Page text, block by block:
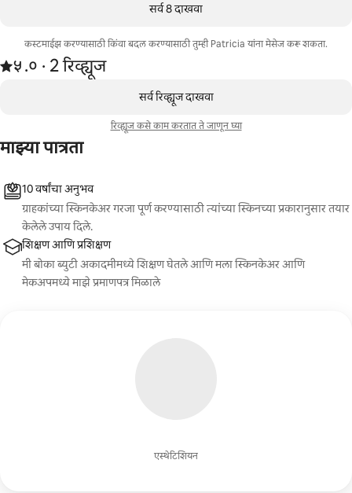
सर्व 8 दाखवा
कस्टमाईझ करण्यासाठी किंवा बदल करण्यासाठी तुम्ही Patricia यांना मेसेज करू शकता.
2 रिव्ह्यूजमधून 5 पैकी ५.० स्टार्स रेटिंग आहे
५.०
,
· 2 रिव्ह्यूज
सर्व रिव्ह्यूज दाखवा
रिव्ह्यूज कसे काम करतात ते जाणून घ्या
माझ्या पात्रता
एस्थेटिशियन
10 वर्षांचा अनुभव
ग्राहकांच्या स्किनकेअर गरजा पूर्ण करण्यासाठी त्यांच्या स्किनच्या प्रकारानुसार तयार
केलेले उपाय दिले.
शिक्षण आणि प्रशिक्षण
मी बोका ब्युटी अकादमीमध्ये शिक्षण घेतले आणि मला स्किनकेअर आणि
मेकअपमध्ये माझे प्रमाणपत्र मिळाले